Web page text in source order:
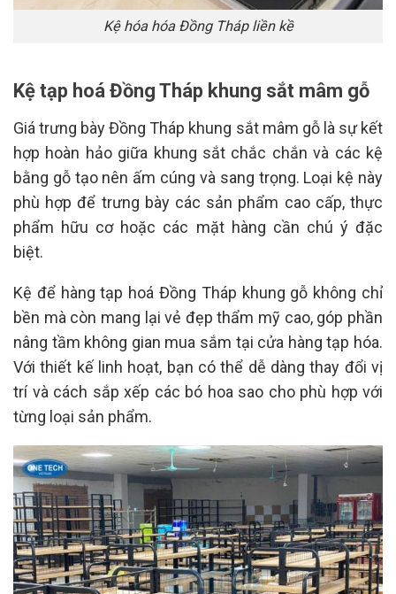
Kệ hóa hóa Đồng Tháp liền kề
Kệ tạp hoá Đồng Tháp khung sắt mâm gỗ
Giá trưng bày Đồng Tháp khung sắt mâm gỗ là sự kết
hợp hoàn hảo giữa khung sắt chắc chắn và các kệ
bằng gỗ tạo nên ấm cúng và sang trọng. Loại kệ này
phù hợp để trưng bày các sản phẩm cao cấp, thực
phẩm hữu cơ hoặc các mặt hàng cần chú ý đặc
biệt.
Kệ để hàng tạp hoá Đồng Tháp khung gỗ không chỉ
bền mà còn mang lại vẻ đẹp thẩm mỹ cao, góp phần
nâng tầm không gian mua sắm tại cửa hàng tạp hóa.
Với thiết kế linh hoạt, bạn có thể dễ dàng thay đổi vị
trí và cách sắp xếp các bó hoa sao cho phù hợp với
từng loại sản phẩm.